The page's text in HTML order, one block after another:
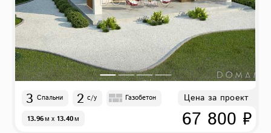
3 Спальни 2 с/у Газобетон
13.96м x 13.40м
Цена за проект
67 800 ₽